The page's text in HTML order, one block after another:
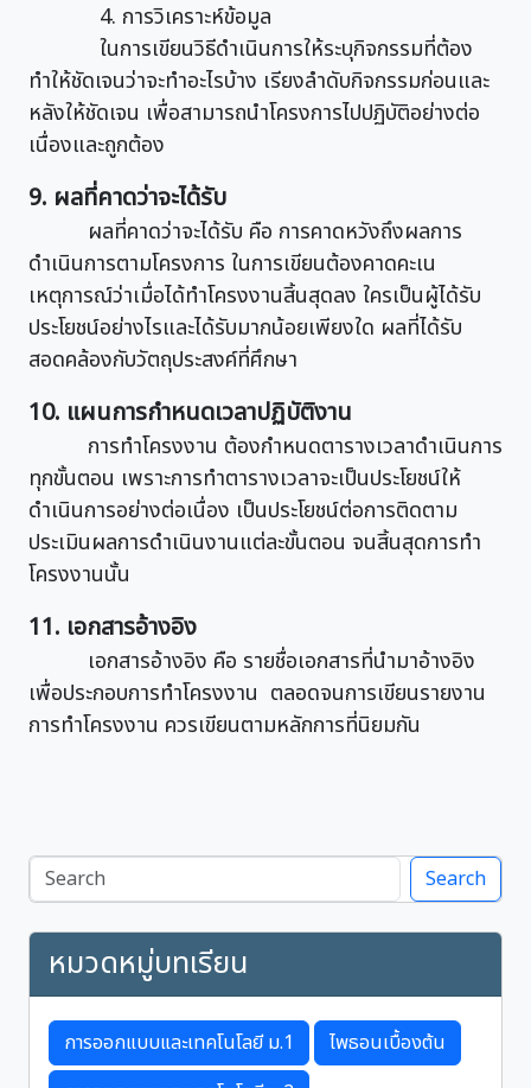
4. การวิเคราะห์ข้อมูล
ในการเขียนวิธีดำเนินการให้ระบุกิจกรรมที่ต้อง
ทำให้ชัดเจนว่าจะทำอะไรบ้าง เรียงลำดับกิจกรรมก่อนและ
หลังให้ชัดเจน เพื่อสามารถนำโครงการไปปฏิบัติอย่างต่อ
เนื่องและถูกต้อง
9. ผลที่คาดว่าจะได้รับ
ผลที่คาดว่าจะได้รับ คือ การคาดหวังถึงผลการ
ดำเนินการตามโครงการ ในการเขียนต้องคาดคะเน
เหตุการณ์ว่าเมื่อได้ทำโครงงานสิ้นสุดลง ใครเป็นผู้ได้รับ
ประโยชน์อย่างไรและได้รับมากน้อยเพียงใด ผลที่ได้รับ
สอดคล้องกับวัตถุประสงค์ที่ศึกษา
10. แผนการกำหนดเวลาปฏิบัติงาน
การทำโครงงาน ต้องกำหนดตารางเวลาดำเนินการ
ทุกขั้นตอน เพราะการทำตารางเวลาจะเป็นประโยชน์ให้
ดำเนินการอย่างต่อเนื่อง เป็นประโยชน์ต่อการติดตาม
ประเมินผลการดำเนินงานแต่ละขั้นตอน จนสิ้นสุดการทำ
โครงงานนั้น
11. เอกสารอ้างอิง
เอกสารอ้างอิง คือ รายชื่อเอกสารที่นำมาอ้างอิง
เพื่อประกอบการทำโครงงาน ตลอดจนการเขียนรายงาน
การทำโครงงาน ควรเขียนตามหลักการที่นิยมกัน
Search
หมวดหมู่บทเรียน
การออกแบบและเทคโนโลยี ม.1
ไพธอนเบื้องต้น